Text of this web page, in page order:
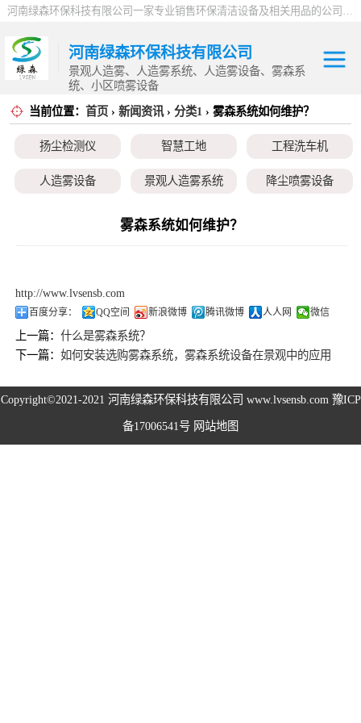
河南绿森环保科技有限公司一家专业销售环保清洁设备及相关用品的公司，产品包括：音乐喷泉、雾森系统、人造雾设备、景观人造雾、人造雾系统、小区喷雾设备、高压喷雾降尘设备、料仓喷雾除尘系统、喷雾降温加湿设备、郑州喷雾消毒设备，等八大系列上百个品种。
河南绿森环保科技有限公司
景观人造雾、人造雾系统、人造雾设备、雾森系
统、小区喷雾设备
当前位置： 首页 › 新闻资讯› 分类1 › 雾森系统如何维护？
扬尘检测仪 智慧工地 工程洗车机
人造雾设备 景观人造雾系统 降尘喷雾设备
高空除尘雾桩
雾森系统如何维护？
http://www.lvsensb.com
百度分享： QQ空间 新浪微博 腾讯微博 人人网 微信
上一篇：什么是雾森系统？
下一篇：如何安装选购雾森系统，雾森系统设备在景观中的应用
Copyright©2021-2021 河南绿森环保科技有限公司 www.lvsensb.com 豫ICP
备17006541号 网站地图
扬尘检测仪
智慧工地
降尘喷雾设备
小区喷雾设备
高空除尘雾桩